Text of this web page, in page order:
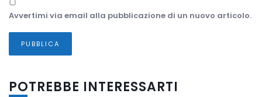
Avvertimi via email alla pubblicazione di un nuovo articolo.
POTREBBE INTERESSARTI